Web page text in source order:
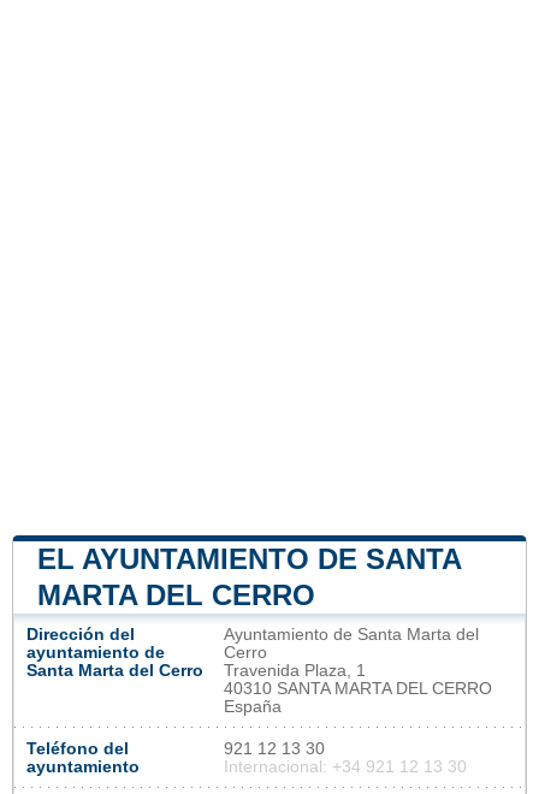
EL AYUNTAMIENTO DE SANTA
MARTA DEL CERRO
Dirección del
ayuntamiento de
Santa Marta del Cerro
Ayuntamiento de Santa Marta del
Cerro
Travenida Plaza, 1
40310 SANTA MARTA DEL CERRO
España
Teléfono del
ayuntamiento
921 12 13 30
Internacional: +34 921 12 13 30